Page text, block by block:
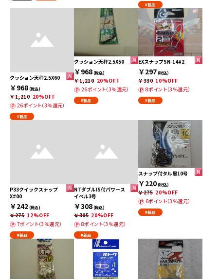
#新品
クッション天秤2.5X60
￥968(税込)
￥1,210 20%OFF
26ポイント（3％還元）
#新品
クッション天秤2.5X50
￥968(税込)
￥1,210 20%OFF
26ポイント（3％還元）
#新品
EXスナップSN-14#2
￥297(税込)
￥330 10%OFF
8ポイント（3％還元）
#新品
P33クイックスナップ
X#00
￥242(税込)
￥275 12%OFF
7ポイント（3％還元）
#新品
NTダブルIS付パワース
イベル3号
￥308(税込)
￥385 20%OFF
8ポイント（3％還元）
#新品
スナップ付タル黒10号
￥220(税込)
￥275 20%OFF
6ポイント（3％還元）
#新品